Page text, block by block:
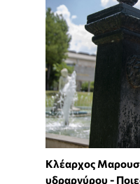
Κλέαρχος
υδραργύρου -